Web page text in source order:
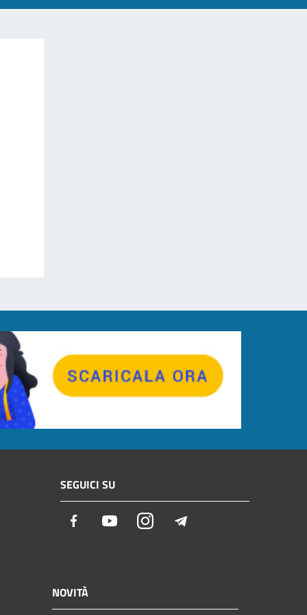
SEGUICI SU
Facebook YoutubeInstagram
NOVITÀ